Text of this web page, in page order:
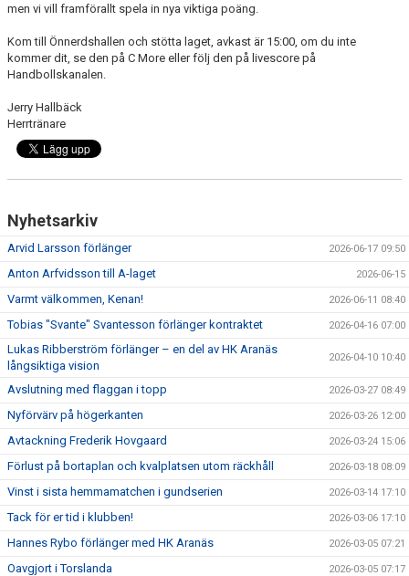
men vi vill framförallt spela in nya viktiga poäng.
Kom till Önnerdshallen och stötta laget, avkast är 15:00, om du inte
kommer dit, se den på C More eller följ den på livescore på
Handbollskanalen.
Jerry Hallbäck
Herrtränare
Nyhetsarkiv
Arvid Larsson förlänger 2026-06-17 09:50
Anton Arfvidsson till A-laget 2026-06-15
Varmt välkommen, Kenan! 2026-06-11 08:40
Tobias "Svante" Svantesson förlänger kontraktet 2026-04-16 07:00
Lukas Ribberström förlänger – en del av HK Aranäs
långsiktiga vision
2026-04-10 10:40
Avslutning med flaggan i topp 2026-03-27 08:49
Nyförvärv på högerkanten 2026-03-26 12:00
Avtackning Frederik Hovgaard 2026-03-24 15:06
Förlust på bortaplan och kvalplatsen utom räckhåll 2026-03-18 08:09
Vinst i sista hemmamatchen i gundserien 2026-03-14 17:10
Tack för er tid i klubben! 2026-03-06 17:10
Hannes Rybo förlänger med HK Aranäs 2026-03-05 07:21
Oavgjort i Torslanda 2026-03-05 07:17